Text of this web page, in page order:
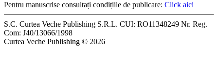
Pentru manuscrise consultați condițiile de publicare: Click aici
S.C. Curtea Veche Publishing S.R.L. CUI: RO11348249 Nr. Reg.
Com: J40/13066/1998
Curtea Veche Publishing © 2026